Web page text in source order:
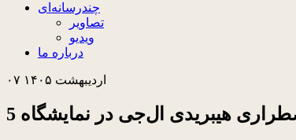
چندرسانه‌ای
تصاویر
ویدیو
درباره ما
۰۷ اردیبهشت ۱۴۰۵